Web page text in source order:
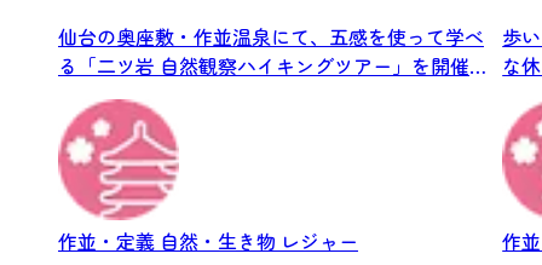
仙台の奥座敷・作並温泉にて、五感を使って学べ
る「二ツ岩 自然観察ハイキングツアー」を開催い
たし...
作並・定義 自然・生き物 レジャー
歩
な
ウ
作